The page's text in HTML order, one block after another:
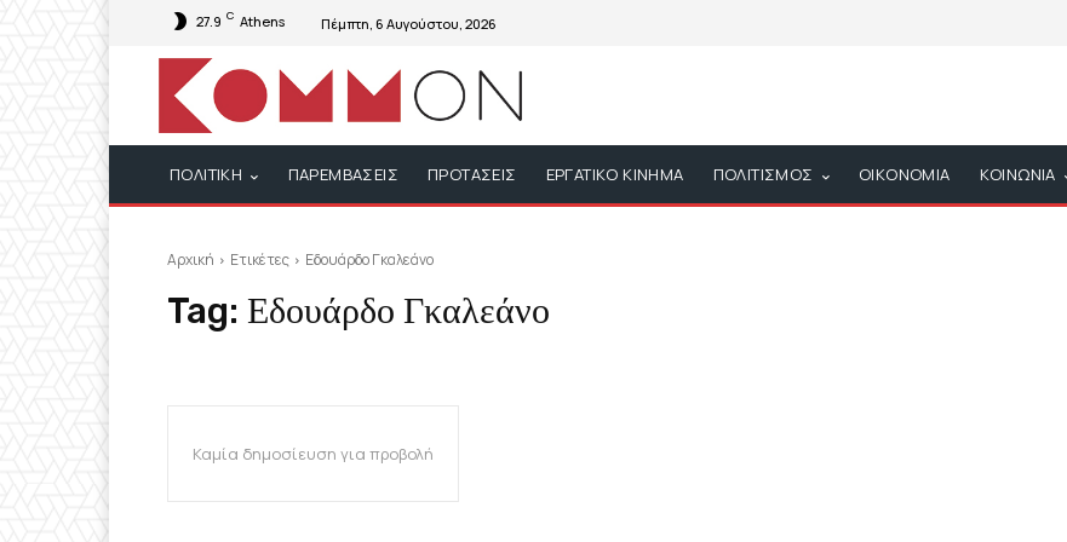
27.9 C Athens Πέμπτη, 6 Αυγούστου, 2026
ΠΟΛΙΤΙΚΗ ΠΑΡΕΜΒΑΣΕΙΣ ΠΡΟΤΑΣΕΙΣ ΕΡΓΑΤΙΚΟ ΚΙΝΗΜΑ ΠΟΛΙΤΙΣΜΟΣ ΟΙΚΟΝΟΜΙΑ ΚΟΙΝΩΝΙΑ
Αρχική Ετικέτες Εδουάρδο Γκαλεάνο
Tag: Εδουάρδο Γκαλεάνο
Καμία δημοσίευση για προβολή